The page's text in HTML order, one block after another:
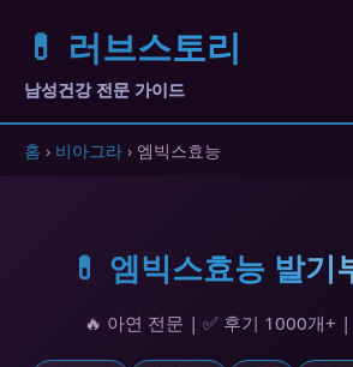
💊 러브스토리
남성건강 전문 가이드
홈 › 비아그라 › 엠빅스효능
💊 엠빅스효능 발기
🔥 아연 전문 | ✅ 후기 1000개+